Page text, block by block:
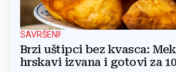
SAVRŠENI!
Brzi uštipci bez kvasca:
hrskavi izvana i gotovi za